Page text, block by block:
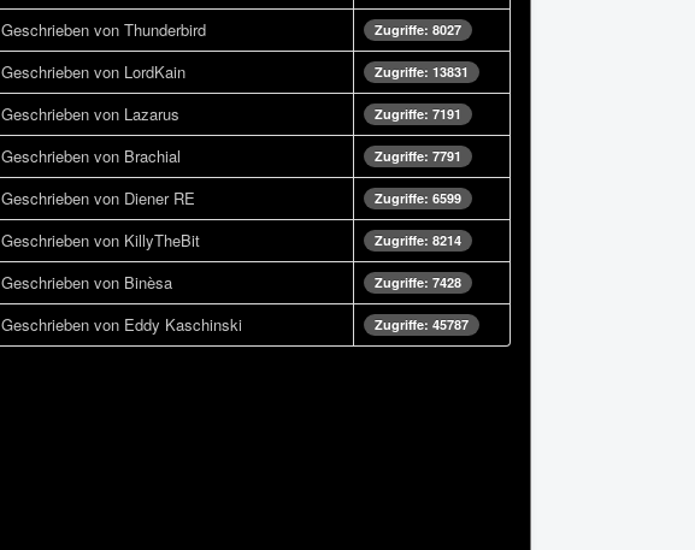
Geschrieben von Thunderbird Zugriffe: 8027
Geschrieben von LordKain Zugriffe: 13831
Geschrieben von Lazarus Zugriffe: 7191
Geschrieben von Brachial Zugriffe: 7791
Geschrieben von Diener RE Zugriffe: 6599
Geschrieben von KillyTheBit Zugriffe: 8214
Geschrieben von Binèsa Zugriffe: 7428
Geschrieben von Eddy Kaschinski Zugriffe: 45787